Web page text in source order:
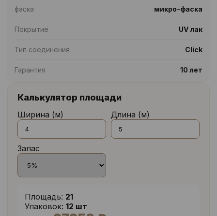
фаска микро-фаска
Покрытие UV лак
Тип соединения Click
Гарантия 10 лет
Калькулятор площади
Ширина (м) Длина (м)
Запас
Площадь: 21
Упаковок: 12 шт